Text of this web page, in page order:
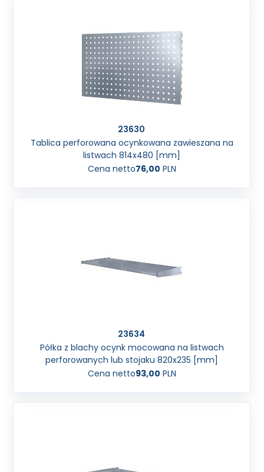
23630
Tablica perforowana ocynkowana zawieszana na
listwach 814x480 [mm]
Cena netto76,00 PLN
23634
Półka z blachy ocynk mocowana na listwach
perforowanych lub stojaku 820x235 [mm]
Cena netto93,00 PLN